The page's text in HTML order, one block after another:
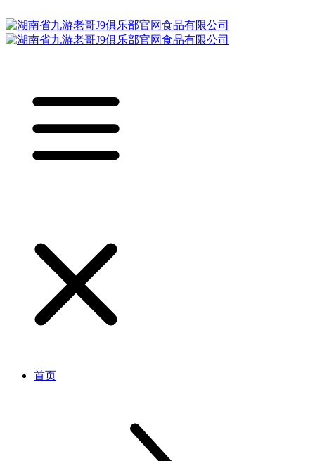
首页